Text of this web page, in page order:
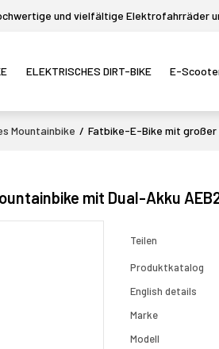
und vielfältige Elektrofahrräder
ELEKTRISCHES DIRT-BIKE E-
Mountainbike / Fatbike-E-Bike mit großer
mit Dual-Akku
Teilen
Produktkatalog
English details
Marke
Modell